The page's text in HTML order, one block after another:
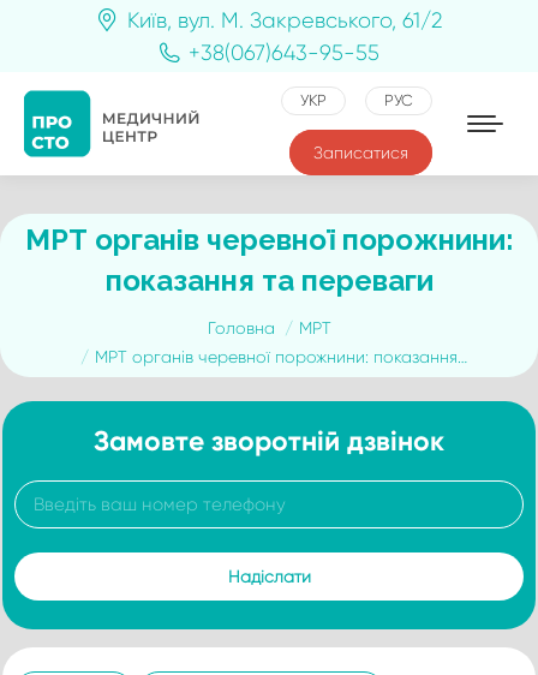
Київ, вул. М. Закревського, 61/2
+38(067)643-95-55
УКР РУС
Записатися
МРТ органів черевної порожнини:
показання та переваги
Головна
МРТ
МРТ органів черевної порожнини: показання…
Замовте зворотній дзвінок